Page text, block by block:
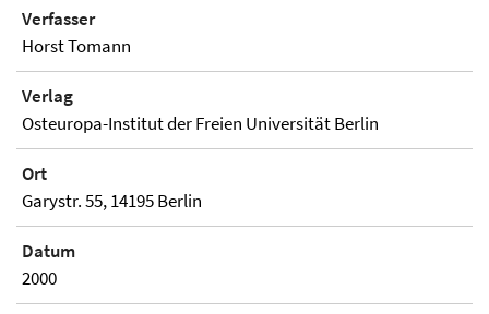
Verfasser
Horst Tomann
Verlag
Osteuropa-Institut der Freien Universität Berlin
Ort
Garystr. 55, 14195 Berlin
Datum
2000